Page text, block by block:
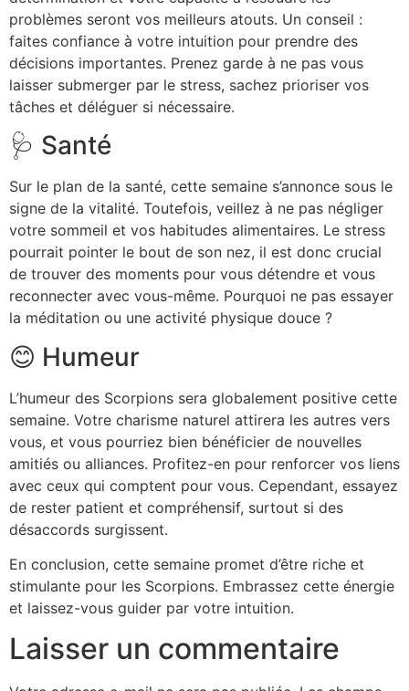
problèmes seront vos meilleurs atouts. Un conseil :
faites confiance à votre intuition pour prendre des
décisions importantes. Prenez garde à ne pas vous
laisser submerger par le stress, sachez prioriser vos
tâches et déléguer si nécessaire.
🩺 Santé
Sur le plan de la santé, cette semaine s’annonce sous le
signe de la vitalité. Toutefois, veillez à ne pas négliger
votre sommeil et vos habitudes alimentaires. Le stress
pourrait pointer le bout de son nez, il est donc crucial
de trouver des moments pour vous détendre et vous
reconnecter avec vous-même. Pourquoi ne pas essayer
la méditation ou une activité physique douce ?
😊 Humeur
L’humeur des Scorpions sera globalement positive cette
semaine. Votre charisme naturel attirera les autres vers
vous, et vous pourriez bien bénéficier de nouvelles
amitiés ou alliances. Profitez-en pour renforcer vos liens
avec ceux qui comptent pour vous. Cependant, essayez
de rester patient et compréhensif, surtout si des
désaccords surgissent.
En conclusion, cette semaine promet d’être riche et
stimulante pour les Scorpions. Embrassez cette énergie
et laissez-vous guider par votre intuition.
Laisser un commentaire